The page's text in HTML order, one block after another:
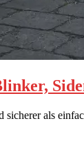
als